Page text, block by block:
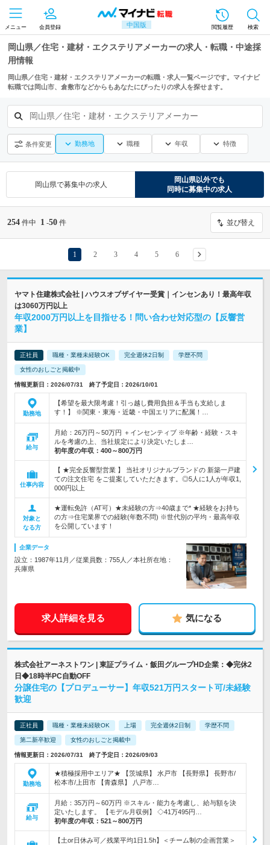
中国版
メニュー 会員登録 閲覧履歴 検索
岡山県／住宅・建材・エクステリアメーカーの求人・転職・中途採
用情報
岡山県／住宅・建材・エクステリアメーカーの転職・求人一覧ページです。マイナビ
転職では岡山市、倉敷市などからもあなたにぴったりの求人を探せます。
岡山県／住宅・建材・エクステリアメーカー
条件変更 勤務地 職種 年収 特徴
岡山県で募集中の求人
岡山県以外でも
同時に募集中の求人
254 件中 1 -50 件 並び替え
1 2 3 4 5 6
ヤマト住建株式会社 | ハウスオブザイヤー受賞｜インセンあり！最高年収
は3060万円以上
年収2000万円以上を目指せる！問い合わせ対応型の【反響営
業】
正社員 職種・業種未経験OK 完全週休2日制 学歴不問
女性のおしごと掲載中
情報更新日：2026/07/31 終了予定日：2026/10/01
勤務地
【希望を最大限考慮！引っ越し費用負担＆手当も支給しま
す！】 ※関東・東海・近畿・中国エリアに配属！…
給与
月給：26万円～50万円 ＋インセンティブ ※年齢・経験・スキ
ルを考慮の上、当社規定により決定いたしま…
初年度の年収： 400～800万円
仕事内容
【 ★完全反響型営業 】 当社オリジナルブランドの 新築一戸建
ての注文住宅 をご提案していただきます。◎5人に1人が年収1,
000円以上
対象と
なる方
★運転免許（AT可）★未経験の方⇒40歳まで* ★経験をお持ち
の方⇒住宅業界での経験(年数不問) ※世代別の平均・最高年収
を公開しています！
企業データ
設立：1987年11月／従業員数：755人／本社所在地：
兵庫県
求人詳細を見る 気になる
株式会社アーネストワン | 東証プライム・飯田グループHD企業：◆完休2
日◆18時半PC自動OFF
分譲住宅の【プロデューサー】年収521万円スタート可/未経験
歓迎
正社員 職種・業種未経験OK 上場 完全週休2日制 学歴不問
第二新卒歓迎 女性のおしごと掲載中
情報更新日：2026/07/31 終了予定日：2026/09/03
勤務地
★積極採用中エリア★ 【茨城県】 水戸市 【長野県】 長野市/
松本市/上田市 【青森県】 八戸市…
給与
月給：35万円～60万円 ※スキル・能力を考慮し、給与額を決
定いたします。 【モデル月収例】 ◇41万495円…
初年度の年収： 521～800万円
【土or日休み可／残業平均1日1.5h】＜チーム制の企画営業＞